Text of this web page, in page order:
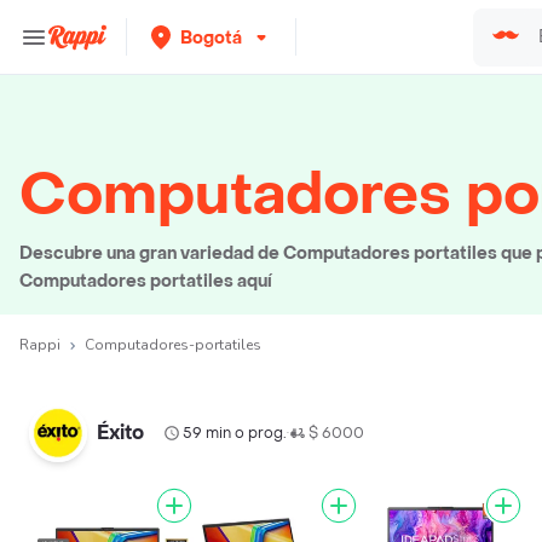
Bogotá
Computadores
Descubre una gran variedad de Computadores portatiles
Computadores portatiles aquí
Rappi Computadores-portatiles
Éxito 59 min o prog.• $ 6000